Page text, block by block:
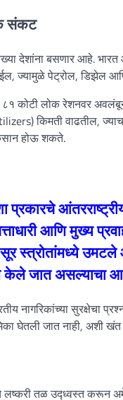
संकट
देशांना बसणार आहे.
ज्यामुळे पेट्रोल, डिझेल
८१ कोटी लोक रेशनवर
किमती वाढतील,
होऊ शकते.
आंतरराष्ट्रीय
आणि मुख्य
स्त्रोतांमध्ये उमटले
केले जात असल्याचा
नागरिकांच्या सुरक्षेचा
घेतली जात नाही, अशी
तळ उद्ध्वस्त करून